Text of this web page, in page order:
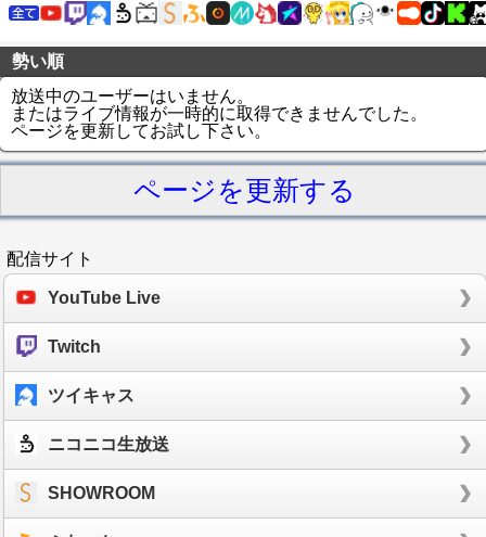
勢い順
放送中のユーザーはいません。
またはライブ情報が一時的に取得できませんでした。
ページを更新してお試し下さい。
ページを更新する
配信サイト
YouTube Live
Twitch
ツイキャス
ニコニコ生放送
SHOWROOM